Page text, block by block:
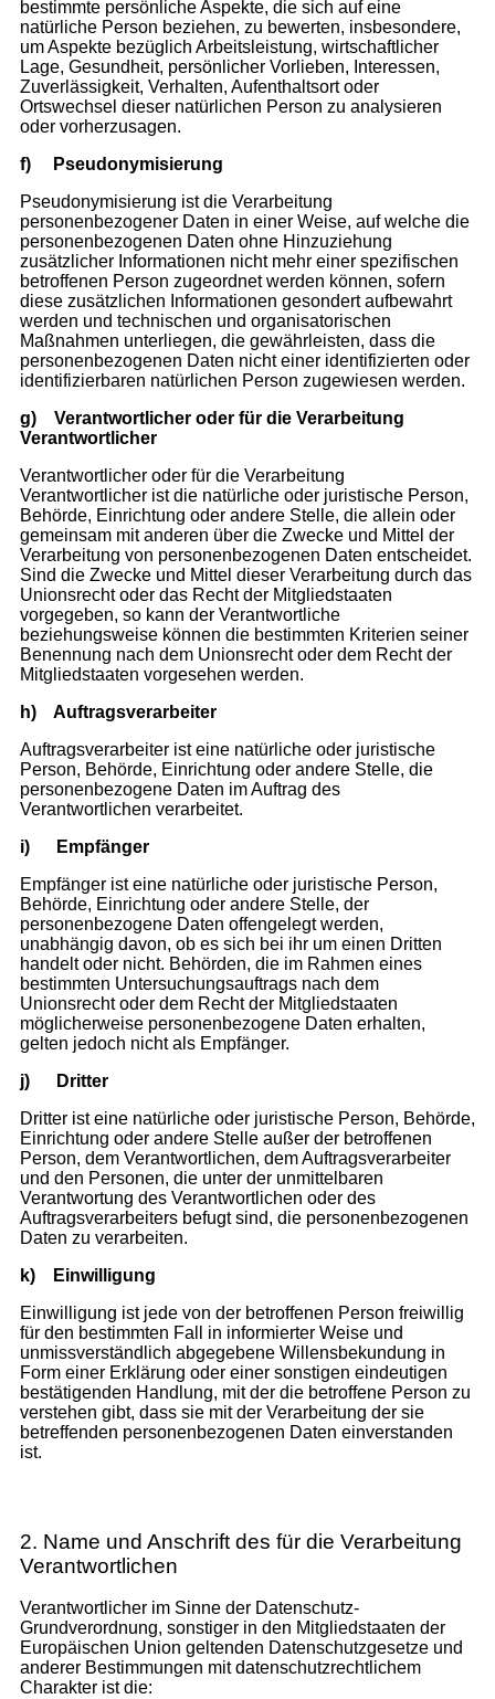
bestimmte persönliche Aspekte, die sich auf eine
natürliche Person beziehen, zu bewerten, insbesondere,
um Aspekte bezüglich Arbeitsleistung, wirtschaftlicher
Lage, Gesundheit, persönlicher Vorlieben, Interessen,
Zuverlässigkeit, Verhalten, Aufenthaltsort oder
Ortswechsel dieser natürlichen Person zu analysieren
oder vorherzusagen.
f)
Pseudonymisierung
Pseudonymisierung ist die Verarbeitung
personenbezogener Daten in einer Weise, auf welche die
personenbezogenen Daten ohne Hinzuziehung
zusätzlicher Informationen nicht mehr einer spezifischen
betroffenen Person zugeordnet werden können, sofern
diese zusätzlichen Informationen gesondert aufbewahrt
werden und technischen und organisatorischen
Maßnahmen unterliegen, die gewährleisten, dass die
personenbezogenen Daten nicht einer identifizierten oder
identifizierbaren natürlichen Person zugewiesen werden.
g)
Verantwortlicher oder für die Verarbeitung
Verantwortlicher
Verantwortlicher oder für die Verarbeitung
Verantwortlicher ist die natürliche oder juristische Person,
Behörde, Einrichtung oder andere Stelle, die allein oder
gemeinsam mit anderen über die Zwecke und Mittel der
Verarbeitung von personenbezogenen Daten entscheidet.
Sind die Zwecke und Mittel dieser Verarbeitung durch das
Unionsrecht oder das Recht der Mitgliedstaaten
vorgegeben, so kann der Verantwortliche
beziehungsweise können die bestimmten Kriterien seiner
Benennung nach dem Unionsrecht oder dem Recht der
Mitgliedstaaten vorgesehen werden.
h)
Auftragsverarbeiter
Auftragsverarbeiter ist eine natürliche oder juristische
Person, Behörde, Einrichtung oder andere Stelle, die
personenbezogene Daten im Auftrag des
Verantwortlichen verarbeitet.
i)
Empfänger
Empfänger ist eine natürliche oder juristische Person,
Behörde, Einrichtung oder andere Stelle, der
personenbezogene Daten offengelegt werden,
unabhängig davon, ob es sich bei ihr um einen Dritten
handelt oder nicht. Behörden, die im Rahmen eines
bestimmten Untersuchungsauftrags nach dem
Unionsrecht oder dem Recht der Mitgliedstaaten
möglicherweise personenbezogene Daten erhalten,
gelten jedoch nicht als Empfänger.
j)
Dritter
Dritter ist eine natürliche oder juristische Person, Behörde,
Einrichtung oder andere Stelle außer der betroffenen
Person, dem Verantwortlichen, dem Auftragsverarbeiter
und den Personen, die unter der unmittelbaren
Verantwortung des Verantwortlichen oder des
Auftragsverarbeiters befugt sind, die personenbezogenen
Daten zu verarbeiten.
k)
Einwilligung
Einwilligung ist jede von der betroffenen Person freiwillig
für den bestimmten Fall in informierter Weise und
unmissverständlich abgegebene Willensbekundung in
Form einer Erklärung oder einer sonstigen eindeutigen
bestätigenden Handlung, mit der die betroffene Person zu
verstehen gibt, dass sie mit der Verarbeitung der sie
betreffenden personenbezogenen Daten einverstanden
ist.
2. Name und Anschrift des für die Verarbeitung
Verantwortlichen
Verantwortlicher im Sinne der Datenschutz-
Grundverordnung, sonstiger in den Mitgliedstaaten der
Europäischen Union geltenden Datenschutzgesetze und
anderer Bestimmungen mit datenschutzrechtlichem
Charakter ist die: